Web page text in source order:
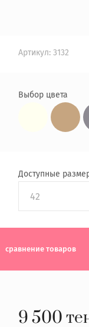
Артикул:3132
Выбор цвета
Доступные
42
сравнение товаров
9 500